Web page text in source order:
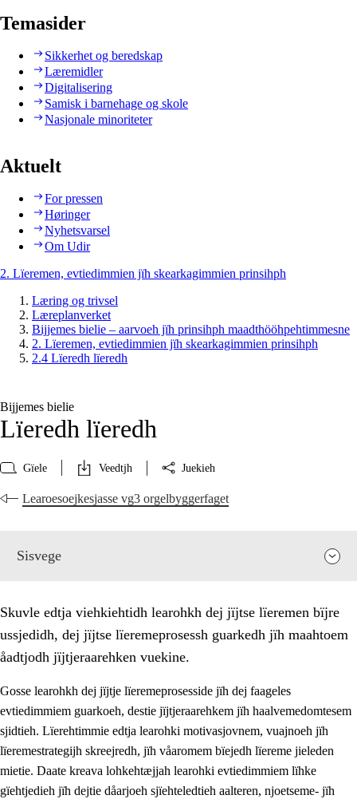
Temasider
Sikkerhet og beredskap
Læremidler
Digitalisering
Samisk i barnehage og skole
Nasjonale minoriteter
Aktuelt
For pressen
Høringer
Nyhetsvarsel
Om Udir
2. Lïeremen, evtiedimmien jïh skearkagimmien prinsihph
Læring og trivsel
Læreplanverket
Bijjemes bielie – aarvoeh jïh prinsihph maadthööhpehtimmesne
2. Lïeremen, evtiedimmien jïh skearkagimmien prinsihph
2.4 Lïeredh lïeredh
Bijjemes bielie
Lïeredh lïeredh
Gïele Veedtjh Juekieh
Learoesoejkesjasse vg3 orgelbyggerfaget
Sisvege
Skuvle edtja viehkiehtidh learohkh dej jïjtse lïeremen bïjre
ussjedidh, dej jïjtse lïeremeprosessh guarkedh jïh maahtoem
åadtjodh jïjtjeraarehken vuekine.
Gosse learohkh dej jïjtje lïeremeprosesside jïh dej faageles
evtiedimmiem guarkoeh, destie jïjtjeraarehkem jïh haalvemedomtesem
sjidtieh. Lïerehtimmie edtja learohki motivasjovnem, vuajnoeh jïh
lïeremestrategijh skreejredh, jïh våaromem bïejedh lïereme jieleden
mietie. Daate kreava lohkehtæjjah learohki evtiedimmiem lïhke
gïehtjedieh jïh dejtie dåarjoeh sjïehteledtieh aalteren, njoetseme- jïh